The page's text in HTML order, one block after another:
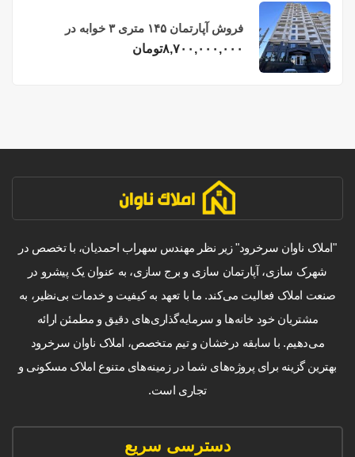
فروش آپارتمان ۱۴۵ متری ۳ خوابه در
فریدونکنار
۸,۷۰۰,۰۰۰,۰۰۰تومان
"املاک ناوان سرخرود" زیر نظر مهندس سهراب احمدیان، با تخصص در
شهرک سازی، آپارتمان سازی و برج سازی، به عنوان یک پیشرو در
صنعت املاک فعالیت می‌کند. ما با تعهد به کیفیت و خدمات بی‌نظیر، به
مشتریان خود خانه‌ها و سرمایه‌گذاری‌های دقیق و مطمئن ارائه
می‌دهیم. با سابقه درخشان و تیم متخصص، املاک ناوان سرخرود
بهترین گزینه برای پروژه‌های شما در زمینه‌های متنوع املاک مسکونی و
تجاری است.
دسترسی سریع